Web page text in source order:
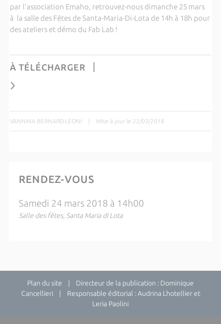
par l'association Emaho, retrouvez-nous dimanche 25 mars
à la salle des Fêtes de Santa-Maria-Di-Lota de 14h à 18h pour
des ateliers et démo du Fab Lab !
À TÉLÉCHARGER
VANNINA BERNARD-LEONI | Mise à jour le 22/03/2018
RENDEZ-VOUS
Samedi 24 mars 2018 à 14h00
Salle des fêtes, Santa Maria di Lota
Plan du site | Directeur de la publication : Dominique
Cancellieri | Responsable éditorial : Audrina Lhotellier et
Leria Paolini